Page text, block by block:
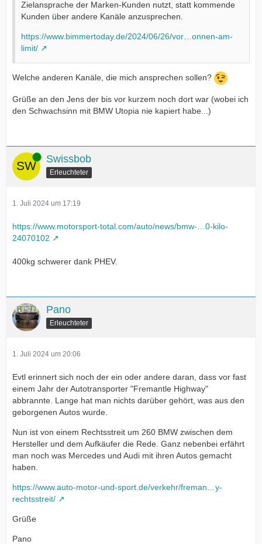
Zielansprache der Marken-Kunden nutzt, statt kommende
Kunden über andere Kanäle anzusprechen.
https://www.bimmertoday.de/2024/06/26/vor…onnen-am-
limit/
Welche anderen Kanäle, die mich ansprechen sollen?
Grüße an den Jens der bis vor kurzem noch dort war (wobei ich
den Schwachsinn mit BMW Utopia nie kapiert habe...)
Online Swissbob
Erleuchteter
1. Juli 2024 um 17:19
https://www.motorsport-total.com/auto/news/bmw-…0-kilo-
24070102
400kg schwerer dank PHEV.
Pano
Erleuchteter
1. Juli 2024 um 20:06
Evtl erinnert sich noch der ein oder andere daran, dass vor fast
einem Jahr der Autotransporter "Fremantle Highway"
abbrannte. Lange hat man nichts darüber gehört, was aus den
geborgenen Autos wurde.
Nun ist von einem Rechtsstreit um 260 BMW zwischen dem
Hersteller und dem Aufkäufer die Rede. Ganz nebenbei erfährt
man noch was Mercedes und Audi mit ihren Autos gemacht
haben.
https://www.auto-motor-und-sport.de/verkehr/freman…y-
rechtsstreit/
Grüße
Pano